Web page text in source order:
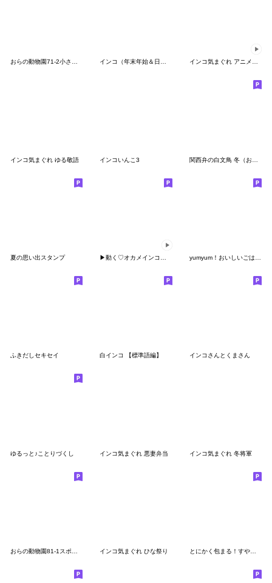
おらの動物園71-2小さい★セキセイインコ インコ（年末年始＆日常編） インコ気まぐれ アニメーション
インコ気まぐれ ゆる敬語 インコいんこ3 関西弁の白文鳥 冬（お正月・クリスマス）
夏の思い出スタンプ
ふきだしセキセイ 白インコ 【標準語編】 インコさんとくまさん
ゆるっと♪ことりづくし インコ気まぐれ 悪妻弁当 インコ気まぐれ 冬将軍
インコ気まぐれ ひな祭り とにかく包まる！すやはむスタンプ